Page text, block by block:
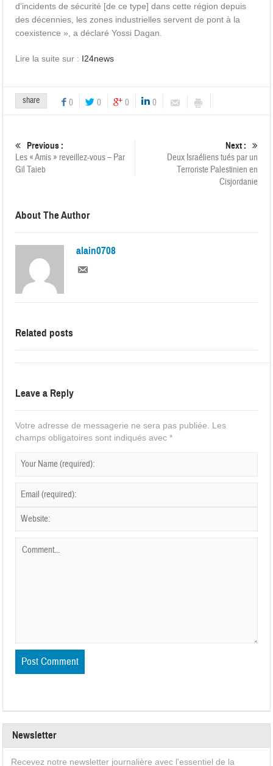
d’incidents de sécurité [de ce type] dans cette région depuis
des décennies, les zones industrielles servent de pont à la
coexistence », a déclaré Yossi Dagan.
Lire la suite sur : I24news
share 0 0 0 0
Previous :
Les « Amis » reveillez-vous – Par
Gil Taieb
Next :
Deux Israéliens tués par un
Terroriste Palestinien en
Cisjordanie
About The Author
alain0708
Related posts
Leave a Reply
Votre adresse de messagerie ne sera pas publiée.
Les
champs obligatoires sont indiqués avec*
Newsletter
Recevez notre newsletter journalière avec l'essentiel de la